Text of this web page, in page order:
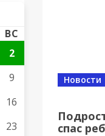
ВС
2
9
16
23
спас
Новости